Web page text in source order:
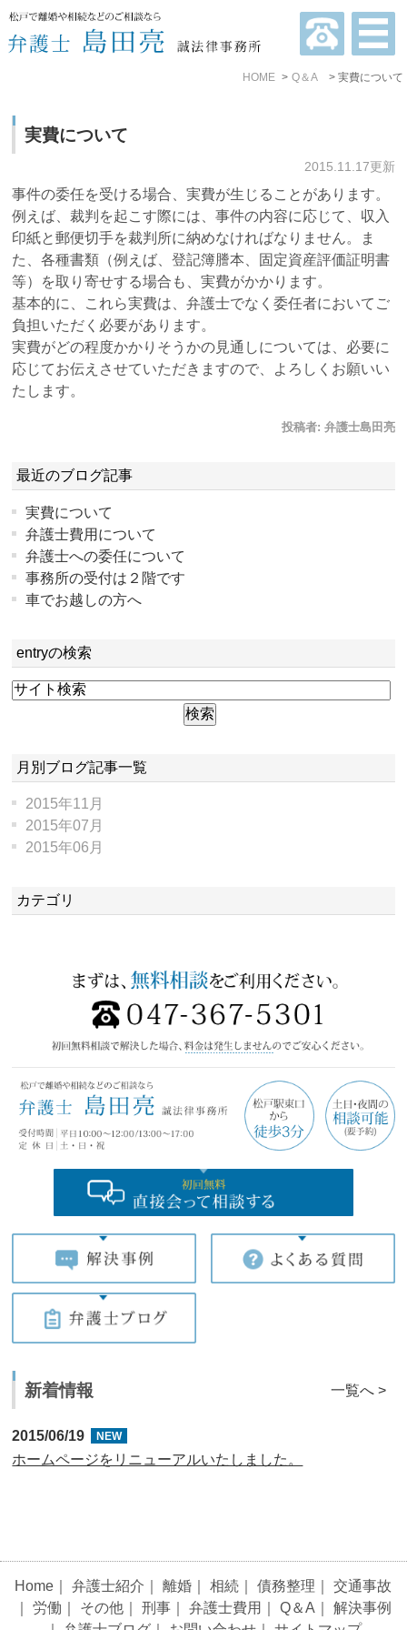
HOME Q＆A 実費について
実費について
2015.11.17更新
事件の委任を受ける場合、実費が生じることがあります。
例えば、裁判を起こす際には、事件の内容に応じて、収入
印紙と郵便切手を裁判所に納めなければなりません。ま
た、各種書類（例えば、登記簿謄本、固定資産評価証明書
等）を取り寄せする場合も、実費がかかります。
基本的に、これら実費は、弁護士でなく委任者においてご
負担いただく必要があります。
実費がどの程度かかりそうかの見通しについては、必要に
応じてお伝えさせていただきますので、よろしくお願いい
たします。
投稿者: 弁護士島田亮
最近のブログ記事
実費について
弁護士費用について
弁護士への委任について
事務所の受付は２階です
車でお越しの方へ
entryの検索
月別ブログ記事一覧
2015年11月
2015年07月
2015年06月
カテゴリ
新着情報 一覧へ >
2015/06/19 NEW
ホームページをリニューアルいたしました。
Home 弁護士紹介 離婚 相続 債務整理
交通事故
労働 その他 刑事 弁護士費用 Q＆A
解決事例